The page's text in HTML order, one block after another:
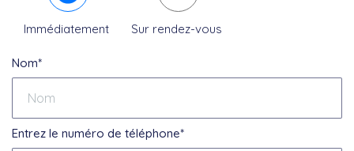
Immédiatement Sur rendez-vous
Nom*
Entrez le numéro de téléphone*